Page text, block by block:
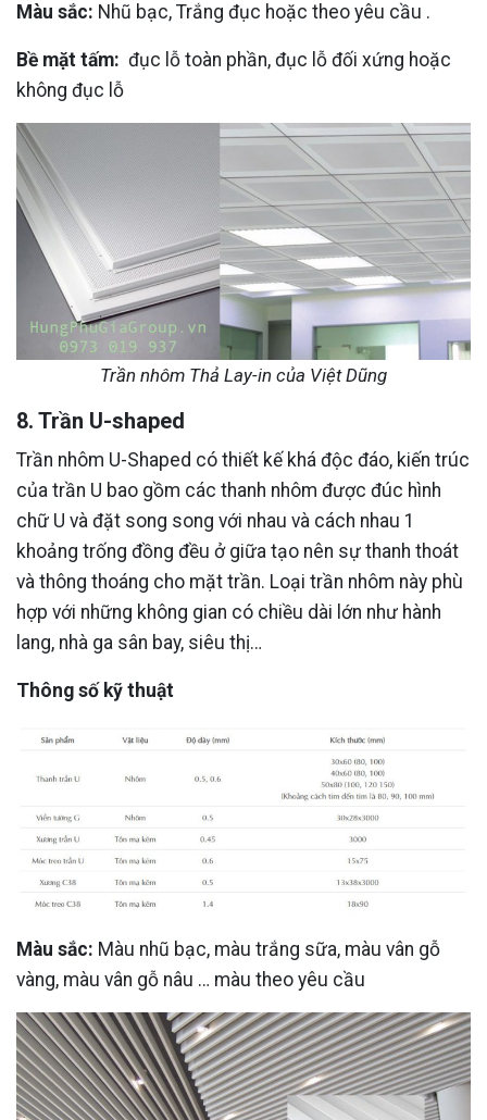
Màu sắc: Nhũ bạc, Trắng đục hoặc theo yêu cầu .
Bề mặt tấm: đục lỗ toàn phần, đục lỗ đối xứng hoặc
không đục lỗ
Trần nhôm Thả Lay-in của Việt Dũng
8. Trần U-shaped
Trần nhôm U-Shaped có thiết kế khá độc đáo, kiến trúc
của trần U bao gồm các thanh nhôm được đúc hình
chữ U và đặt song song với nhau và cách nhau 1
khoảng trống đồng đều ở giữa tạo nên sự thanh thoát
và thông thoáng cho mặt trần. Loại trần nhôm này phù
hợp với những không gian có chiều dài lớn như hành
lang, nhà ga sân bay, siêu thị…
Thông số kỹ thuật
Màu sắc: Màu nhũ bạc, màu trắng sữa, màu vân gỗ
vàng, màu vân gỗ nâu … màu theo yêu cầu